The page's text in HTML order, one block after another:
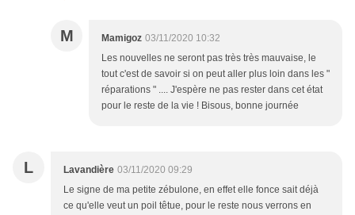
M Mamigoz 03/11/2020 10:32
Les nouvelles ne seront pas très très mauvaise, le
tout c'est de savoir si on peut aller plus loin dans les "
réparations " .... J'espère ne pas rester dans cet état
pour le reste de la vie ! Bisous, bonne journée
L Lavandière 03/11/2020 09:29
Le signe de ma petite zébulone, en effet elle fonce sait déjà
ce qu'elle veut un poil têtue, pour le reste nous verrons en